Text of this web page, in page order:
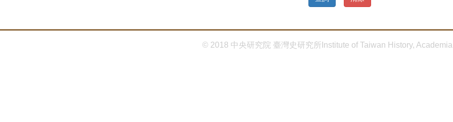
© 2018 中央研究院 臺灣史研究所Institute of Taiwan History,